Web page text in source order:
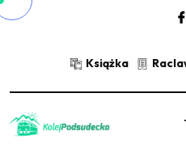
Książka